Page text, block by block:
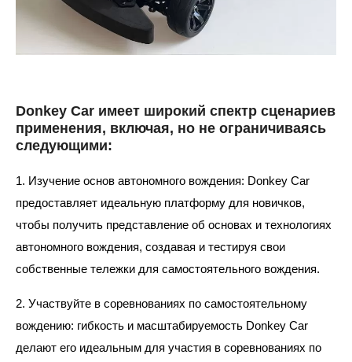
Donkey Car имеет широкий спектр сценариев
применения, включая, но не ограничиваясь
следующими:
1. Изучение основ автономного вождения: Donkey Car
предоставляет идеальную платформу для новичков,
чтобы получить представление об основах и технологиях
автономного вождения, создавая и тестируя свои
собственные тележки для самостоятельного вождения.
2. Участвуйте в соревнованиях по самостоятельному
вождению: гибкость и масштабируемость Donkey Car
делают его идеальным для участия в соревнованиях по